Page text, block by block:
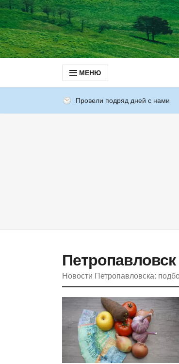
МЕНЮ
Провели подряд дней с нами
Петропавловск
Новости Петропавловска: